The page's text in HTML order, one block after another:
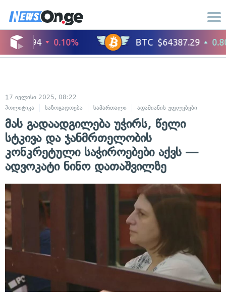
17 ივლისი 2025, 08:22
პოლიტიკა
საზოგადოება სამართალი ადამიანის უფლებები
მას გადაადგილება უჭირს, წელი
სტკივა და ჯანმრთელობის
კონკრეტული საჭიროებები აქვს —
ადვოკატი ნინო დათაშვილზე